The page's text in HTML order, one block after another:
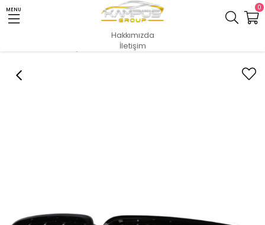
MENU
Hakkımızda
İletişim
0
İÇ & DIŞ AKSESUAR PANJUR GURUBU